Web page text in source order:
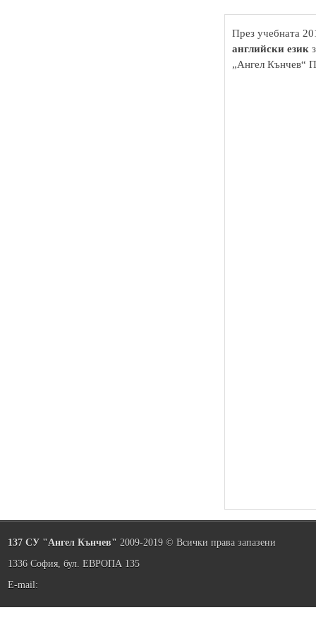
През учебната
английски език
„Ангел Кънчев“
137 СУ "Ангел Кънчев" 2009-2019 © Всички права запазени
1336 София, бул. ЕВРОПА 135
E-mail: